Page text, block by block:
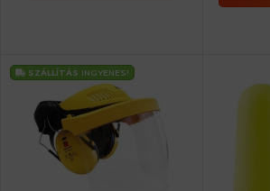
SZÁLLÍTÁS INGYENES!